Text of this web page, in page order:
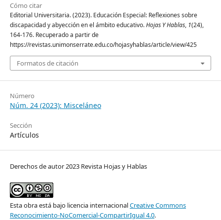
Cómo citar
Editorial Universitaria. (2023). Educación Especial: Reflexiones sobre
discapacidad y abyección en el ámbito educativo.Hojas Y Hablas, 1(24),
164-176. Recuperado a partir de
https://revistas.unimonserrate.edu.co/hojasyhablas/article/view/425
Formatos de citación
Número
Núm. 24 (2023): Misceláneo
Sección
Artículos
Derechos de autor 2023 Revista Hojas y Hablas
Esta obra está bajo licencia internacionalCreative Commons
Reconocimiento-NoComercial-CompartirIgual 4.0.